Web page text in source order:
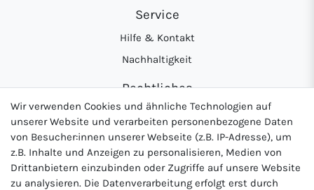
Service
Hilfe & Kontakt
Nachhaltigkeit
Rechtliches
AGB
Datenschutzerklärung
Widerrufsrecht
Impressum
Wir verwenden Cookies und ähnliche Technologien auf
unserer Website und verarbeiten personenbezogene Daten
von Besucher:innen unserer Webseite (z.B. IP-Adresse), um
z.B. Inhalte und Anzeigen zu personalisieren, Medien von
Drittanbietern einzubinden oder Zugriffe auf unsere Website
zu analysieren. Die Datenverarbeitung erfolgt erst durch